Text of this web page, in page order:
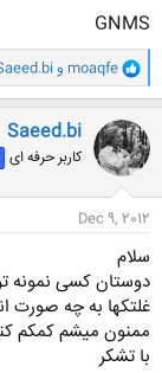
GNMS
و
ا
ک
ن
ش
ه
ا
moaqfe و
Saeed.bi
کاربر حرفه ای
Dec 9, 2012
سلام
دوستان کسی نمونه
غلتکها به چه صورت
ممنون میشم کمکم
با تشکر